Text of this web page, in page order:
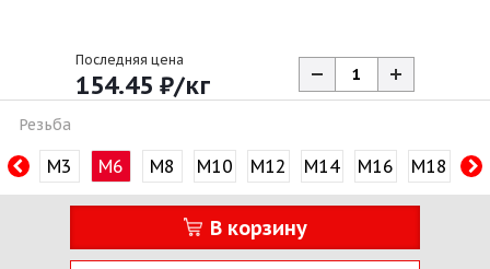
Последняя цена
154.45 ₽/кг
Резьба
М3 М6 М8 М10 М12 М14 М16 М18
В корзину